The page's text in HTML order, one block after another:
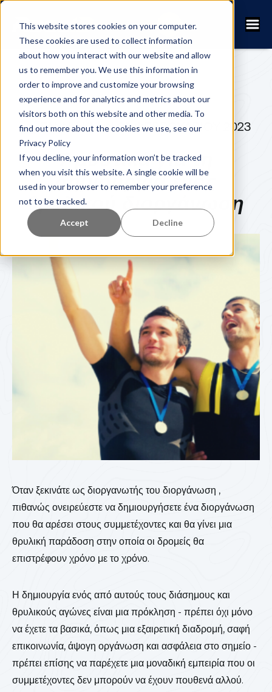
This website stores cookies on your computer.
These cookies are used to collect information
about how you interact with our website and allow
us to remember you. We use this information in
order to improve and customize your browsing
experience and for analytics and metrics about our
visitors both on this website and other media. To
find out more about the cookies we use, see our
Privacy Policy
If you decline, your information won’t be tracked
when you visit this website. A single cookie will be
used in your browser to remember your preference
not to be tracked.
Accept Decline
FANNY KUHN 23 ΦΕΒΡΟΥΑΡΊΟΥ 2023
7 μυστικά για τη
δημιουργία ενός
θρυλικού διοργάνωση
Όταν ξεκινάτε ως διοργανωτής του διοργάνωση ,
πιθανώς ονειρεύεστε να δημιουργήσετε ένα διοργάνωση
που θα αρέσει στους συμμετέχοντες και θα γίνει μια
θρυλική παράδοση στην οποία οι δρομείς θα
επιστρέφουν χρόνο με το χρόνο.
Η δημιουργία ενός από αυτούς τους διάσημους και
θρυλικούς αγώνες είναι μια πρόκληση - πρέπει όχι μόνο
να έχετε τα βασικά, όπως μια εξαιρετική διαδρομή, σαφή
επικοινωνία, άψογη οργάνωση και ασφάλεια στο σημείο -
πρέπει επίσης να παρέχετε μια μοναδική εμπειρία που οι
συμμετέχοντες δεν μπορούν να έχουν πουθενά αλλού.